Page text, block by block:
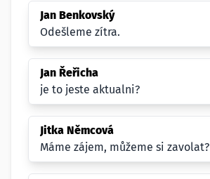
Jan Benkovský
Odešleme zítra.
Jan Řeřicha
je to jeste aktualni?
Jitka Němcová
Máme zájem, můžeme si zavolat?